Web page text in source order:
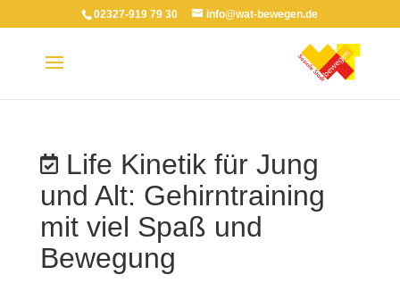
02327-919 79 30 info@wat-bewegen.de
Life Kinetik für Jung
und Alt: Gehirntraining
mit viel Spaß und
Bewegung